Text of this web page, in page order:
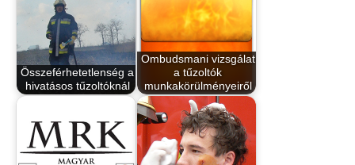
Összeférhetetlenség a
hivatásos tűzoltóknál
Ombudsmani vizsgálat
a tűzoltók
munkakörülményeiről